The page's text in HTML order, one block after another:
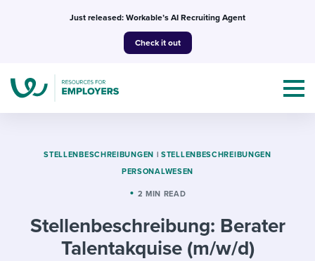
Just released: Workable’s AI Recruiting Agent
Check it out
Topics
Templates & Guides
I’m a jobseeker
STELLENBESCHREIBUNGEN | STELLENBESCHREIBUNGEN
PERSONALWESEN
2 MIN READ
Stellenbeschreibung: Berater
Talentakquise (m/w/d)